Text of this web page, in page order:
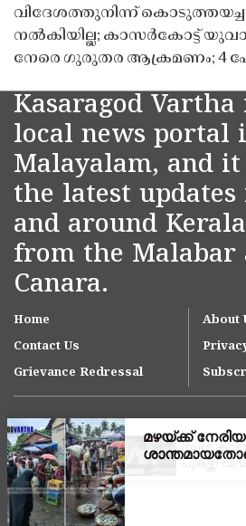
വിദേശത്തുനിന്ന് കൊടുത്തയച്ച
നൽകിയില്ല; കാസർകോട്ട്
നേരെ ഗുരുതര ആക്രമണം; 4
Kasaragod
local news portal
Malayalam, and
the latest
and around
from the Malabar
Canara.
Home
About
Contact Us
Grievance Redressal
Copyright © 2007-
സ്കൂൾ
പുകഴ്ത്തി